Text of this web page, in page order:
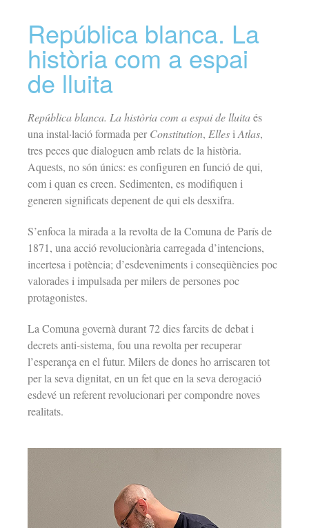
República blanca. La
història com a espai
de lluita
República blanca. La història com a espai de lluitaés
una instal·lació formada perConstitution, Elles i Atlas,
tres peces que dialoguen amb relats de la història.
Aquests, no són únics: es configuren en funció de qui,
com i quan es creen. Sedimenten, es modifiquen i
generen significats depenent de qui els desxifra.
S’enfoca la mirada a la revolta de la Comuna de París de
1871, una acció revolucionària carregada d’intencions,
incertesa i potència; d’esdeveniments i conseqüències poc
valorades i impulsada per milers de persones poc
protagonistes.
La Comuna governà durant 72 dies farcits de debat i
decrets anti-sistema, fou una revolta per recuperar
l’esperança en el futur. Milers de dones ho arriscaren tot
per la seva dignitat, en un fet que en la seva derogació
esdevé un referent revolucionari per compondre noves
realitats.